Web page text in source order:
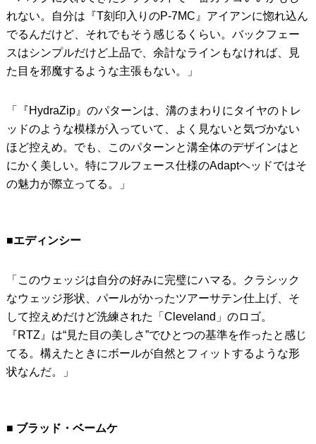
れない。自分は『T刻印入りのP-7MC』アイアンに惚れ込ん
でるんだけど、それでもそう感じるくらい。バックフェー
スはシンプルだけど上品で、余計なラインもなければ、見
た目を邪魔するような主張もない。」
「『HydraZip』のパターンは、溝のまわりにタイヤのトレ
ッドのような模様が入っていて、よく見ないと気づかない
ほど控えめ。でも、このパターンと溝全体のデザインはと
にかく美しい。特にフルフェース仕様のAdaptヘッドではそ
の魅力が際立ってる。」
■エディンシー
「このウェッジは自分の好みに完璧にハマる。クラシック
なウェッジ形状、パールがかったツアーサテン仕上げ、そ
して控えめだけど洗練された「Cleveland」のロゴ。
『RTZ』は“見た目の美しさ”でひとつの基準を作ったと感じ
てる。構えたときにボールが自然とフィットするような形
状なんだ。」
■ ブラッド・ベームケ